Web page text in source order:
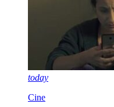
today
Cine